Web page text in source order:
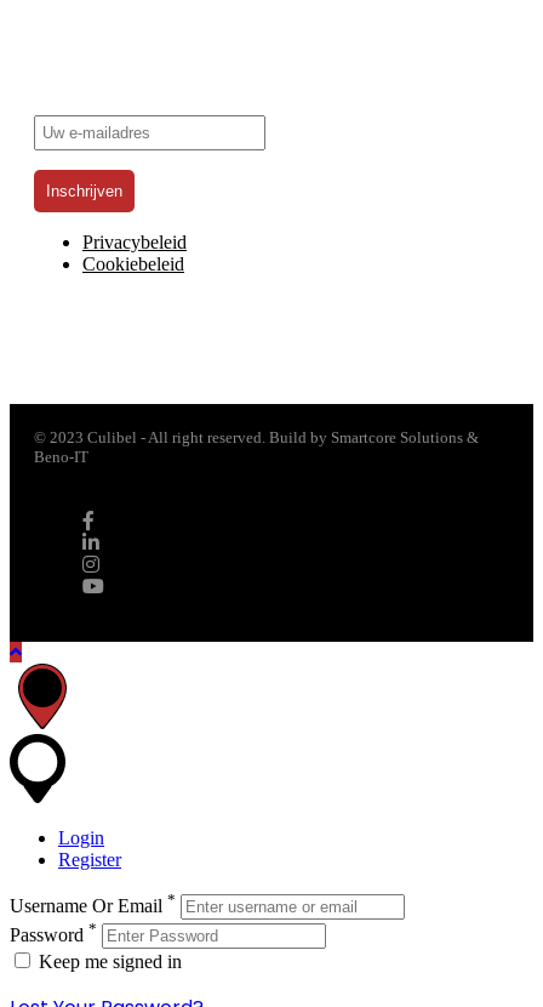
Privacybeleid
Cookiebeleid
© 2023 Culibel - All right reserved. Build by Smartcore Solutions &
Beno-IT
Login
Register
Username Or Email *
Password *
Keep me signed in